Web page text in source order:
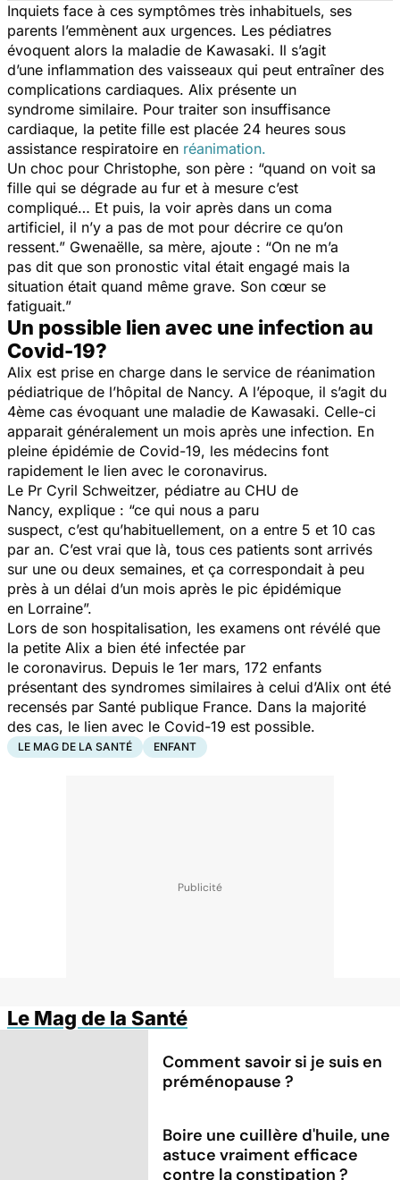
Inquiets face à ces symptômes très inhabituels, ses
parents l’emmènent aux urgences. Les pédiatres
évoquent alors la maladie de Kawasaki. Il s’agit
d’une inflammation des vaisseaux qui peut entraîner des
complications cardiaques. Alix présente un
syndrome similaire. Pour traiter son insuffisance
cardiaque, la petite fille est placée 24 heures sous
assistance respiratoire en réanimation.
Un choc pour Christophe, son père : “quand on voit sa
fille qui se dégrade au fur et à mesure c’est
compliqué… Et puis, la voir après dans un coma
artificiel, il n’y a pas de mot pour décrire ce qu’on
ressent.” Gwenaëlle, sa mère, ajoute : “On ne m’a
pas dit que son pronostic vital était engagé mais la
situation était quand même grave. Son cœur se
fatiguait.”
Un possible lien avec une infection au
Covid-19?
Alix est prise en charge dans le service de réanimation
pédiatrique de l’hôpital de Nancy. A l’époque, il s’agit du
4ème cas évoquant une maladie de Kawasaki. Celle-ci
apparait généralement un mois après une infection. En
pleine épidémie de Covid-19, les médecins font
rapidement le lien avec le coronavirus.
Le Pr Cyril Schweitzer, pédiatre au CHU de
Nancy, explique : “ce qui nous a paru
suspect, c’est qu’habituellement, on a entre 5 et 10 cas
par an. C’est vrai que là, tous ces patients sont arrivés
sur une ou deux semaines, et ça correspondait à peu
près à un délai d’un mois après le pic épidémique
en Lorraine”.
Lors de son hospitalisation, les examens ont révélé que
la petite Alix a bien été infectée par
le coronavirus. Depuis le 1er mars, 172 enfants
présentant des syndromes similaires à celui d’Alix ont été
recensés par Santé publique France. Dans la majorité
des cas, le lien avec le Covid-19 est possible.
LE MAG DE LA SANTÉ ENFANT
Le Mag de la Santé
Comment savoir si je suis en
préménopause ?
Boire une cuillère d'huile, une
astuce vraiment efficace
contre la constipation ?